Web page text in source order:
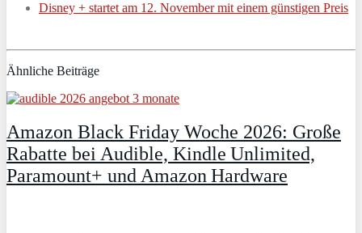
Disney + startet am 12. November mit einem günstigen Preis
Ähnliche Beiträge
Amazon Black Friday Woche 2026: Große
Rabatte bei Audible, Kindle Unlimited,
Paramount+ und Amazon Hardware